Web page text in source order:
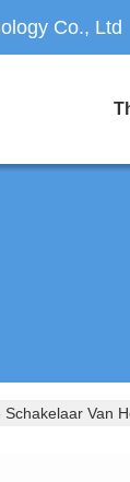
Co., Ltd
Schakelaar Van